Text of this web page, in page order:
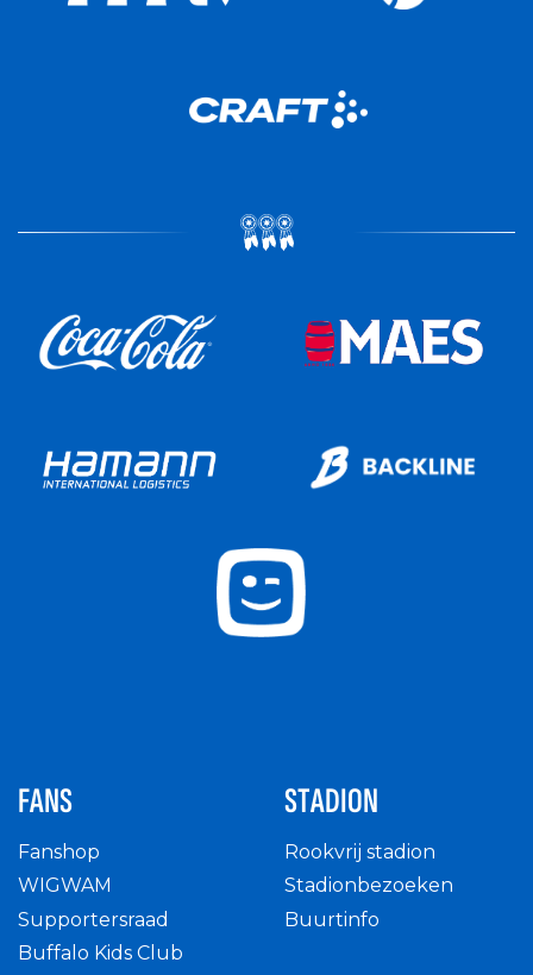
FANS
Fanshop
WIGWAM
Supportersraad
Buffalo Kids Club
STADION
Rookvrij stadion
Stadionbezoeken
Buurtinfo